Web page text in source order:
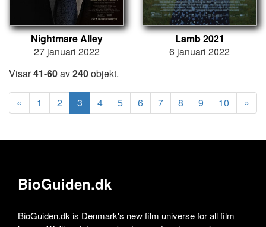
Nightmare Alley
27 januari 2022
Lamb 2021
6 januari 2022
Visar41-60av240objekt.
« 1 2 3 4 5 6 7 8 9 10 »
BioGuiden.dk
BioGuiden.dk is Denmark's new film universe for all film